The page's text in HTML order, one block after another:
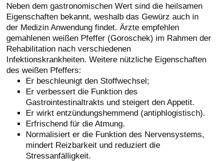
Neben dem gastronomischen Wert sind die heilsamen
Eigenschaften bekannt, weshalb das Gewürz auch in
der Medizin Anwendung findet. Ärzte empfehlen
gemahlenen weißen Pfeffer (Goroschek) im Rahmen der
Rehabilitation nach verschiedenen
Infektionskrankheiten. Weitere nützliche Eigenschaften
des weißen Pfeffers:
Er beschleunigt den Stoffwechsel;
Er verbessert die Funktion des
Gastrointestinaltrakts und steigert den Appetit.
Er wirkt entzündungshemmend (antiphlogistisch).
Erfrischend für die Atmung.
Normalisiert er die Funktion des Nervensystems,
mindert Reizbarkeit und reduziert die
Stressanfälligkeit.